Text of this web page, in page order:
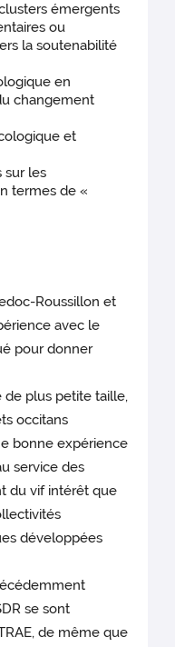
émergents
ou
la soutenabilité
en
changement
et
sur les
termes de «
Roussillon et
avec le
pour donner
de plus petite taille,
occitans
bonne expérience
service des
du vif intérêt que
développées
se sont
de même que